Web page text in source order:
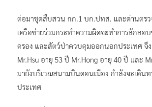
ต่อมาชุดสืบสวน กก.1 บก.ปทส. และด่านตร
เครือข่ายร่วมกระทำความผิดจะทำการลักลอ
ครอง และสัตว์ป่าควบคุมออกนอกประเทศ จึ
Mr.Hsu อายุ 53 ปี Mr.Hong อายุ 40 ปี และ
มายังบริเวณสนามบินดอนเมือง กำลังจะเดิน
ประเทศ